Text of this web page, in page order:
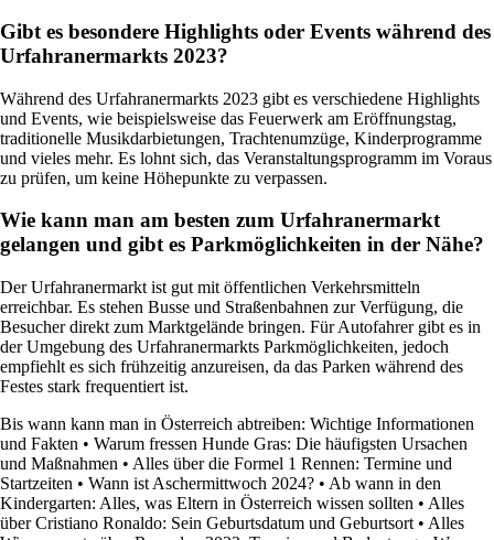
Gibt es besondere Highlights oder Events während des
Urfahranermarkts 2023?
Während des Urfahranermarkts 2023 gibt es verschiedene Highlights
und Events, wie beispielsweise das Feuerwerk am Eröffnungstag,
traditionelle Musikdarbietungen, Trachtenumzüge, Kinderprogramme
und vieles mehr. Es lohnt sich, das Veranstaltungsprogramm im Voraus
zu prüfen, um keine Höhepunkte zu verpassen.
Wie kann man am besten zum Urfahranermarkt
gelangen und gibt es Parkmöglichkeiten in der Nähe?
Der Urfahranermarkt ist gut mit öffentlichen Verkehrsmitteln
erreichbar. Es stehen Busse und Straßenbahnen zur Verfügung, die
Besucher direkt zum Marktgelände bringen. Für Autofahrer gibt es in
der Umgebung des Urfahranermarkts Parkmöglichkeiten, jedoch
empfiehlt es sich frühzeitig anzureisen, da das Parken während des
Festes stark frequentiert ist.
Bis wann kann man in Österreich abtreiben: Wichtige Informationen
und Fakten • Warum fressen Hunde Gras: Die häufigsten Ursachen
und Maßnahmen • Alles über die Formel 1 Rennen: Termine und
Startzeiten • Wann ist Aschermittwoch 2024? • Ab wann in den
Kindergarten: Alles, was Eltern in Österreich wissen sollten • Alles
über Cristiano Ronaldo: Sein Geburtsdatum und Geburtsort • Alles